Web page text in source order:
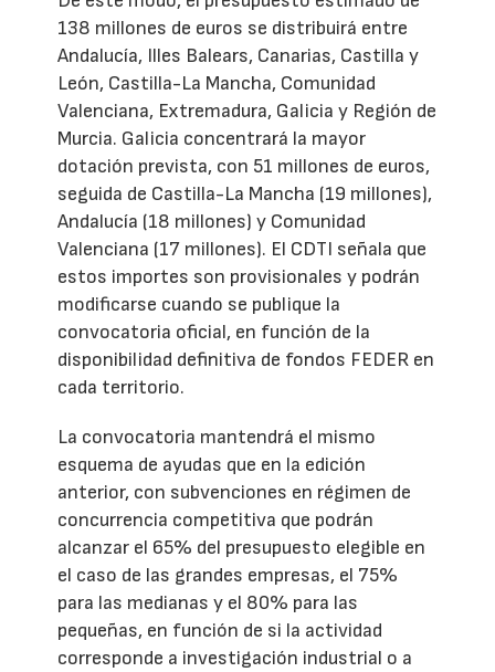
138 millones de euros se distribuirá entre
Andalucía, Illes Balears, Canarias, Castilla y
León, Castilla-La Mancha, Comunidad
Valenciana, Extremadura, Galicia y Región de
Murcia. Galicia concentrará la mayor
dotación prevista, con 51 millones de euros,
seguida de Castilla-La Mancha (19 millones),
Andalucía (18 millones) y Comunidad
Valenciana (17 millones). El CDTI señala que
estos importes son provisionales y podrán
modificarse cuando se publique la
convocatoria oficial, en función de la
disponibilidad definitiva de fondos FEDER en
cada territorio.
La convocatoria mantendrá el mismo
esquema de ayudas que en la edición
anterior, con subvenciones en régimen de
concurrencia competitiva que podrán
alcanzar el 65% del presupuesto elegible en
el caso de las grandes empresas, el 75%
para las medianas y el 80% para las
pequeñas, en función de si la actividad
corresponde a investigación industrial o a